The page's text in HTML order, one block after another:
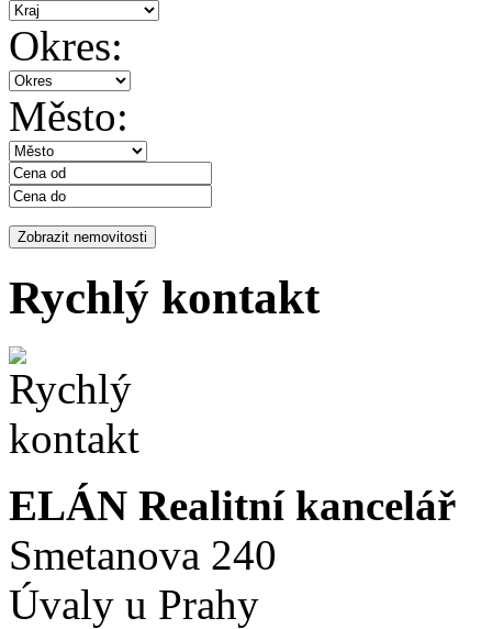
Okres:
Město:
Rychlý kontakt
ELÁN Realitní kancelář
Smetanova 240
Úvaly u Prahy